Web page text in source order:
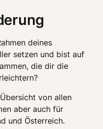
deines
setzen und bist auf
die dir die
von allen
aber auch für
und Österreich.